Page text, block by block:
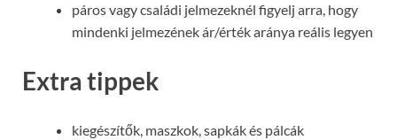
páros vagy családi jelmezeknél figyelj arra, hogy
mindenki jelmezének ár/érték aránya reális legyen
Extra tippek
kiegészítők, maszkok, sapkák és pálcák